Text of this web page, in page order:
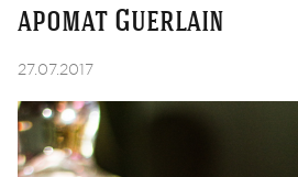
аромат Guerlain
27.07.2017